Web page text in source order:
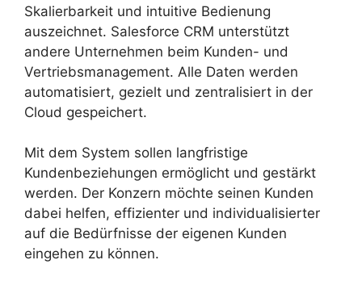
Skalierbarkeit und intuitive Bedienung
auszeichnet. Salesforce CRM unterstützt
andere Unternehmen beim Kunden- und
Vertriebsmanagement. Alle Daten werden
automatisiert, gezielt und zentralisiert in der
Cloud gespeichert.
Mit dem System sollen langfristige
Kundenbeziehungen ermöglicht und gestärkt
werden. Der Konzern möchte seinen Kunden
dabei helfen, effizienter und individualisierter
auf die Bedürfnisse der eigenen Kunden
eingehen zu können.